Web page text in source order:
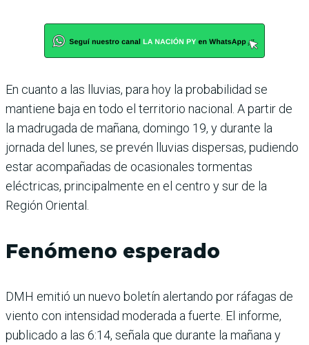
En cuanto a las lluvias, para hoy la probabilidad se
mantiene baja en todo el territorio nacional. A partir de
la madrugada de mañana, domingo 19, y durante la
jornada del lunes, se prevén lluvias dispersas, pudiendo
estar acompañadas de ocasionales tormentas
eléctricas, principalmente en el centro y sur de la
Región Oriental.
Fenómeno esperado
DMH emitió un nuevo boletín alertando por ráfagas de
viento con intensidad moderada a fuerte. El informe,
publicado a las 6:14, señala que durante la mañana y